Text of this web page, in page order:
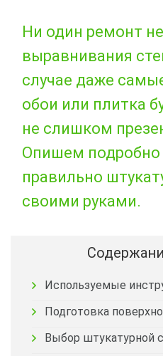
Ни один ремонт
выравнивания
случае даже
обои или плитка
не слишком
Опишем подробно
правильно
своими руками.
Используемые
Подготовка
Выбор штукатурной